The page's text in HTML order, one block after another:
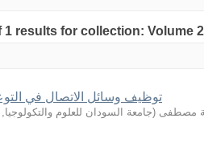
results for collection: Volume
توظيف وسائل الاتصال في
مصطفى (جامعة السودان للعلوم والتكولوجيا,